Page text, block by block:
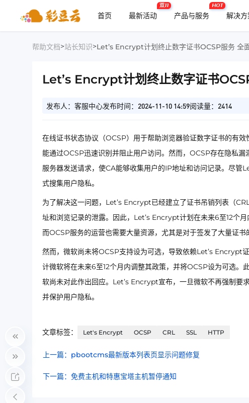
首页 最新活动
双11
产品与服务
HOT
解决方
帮助文档>站长知识>Let’s Encrypt计划终止数字证书OCSP服务 全
Let’s Encrypt计划终止数字证书
发布人：客服中心发布时间：2024-11-10 14:59阅读量：2414
在线证书状态协议（OCSP）用于帮助浏览器验证数字证书的有
能通过OCSP迅速识别并阻止用户访问。然而，OCSP存在隐私
服务器发送请求，使CA能够收集用户的IP地址和访问记录。尽
式搜集用户隐私。
为了解决这一问题，Let’s Encrypt已经建立了证书吊销列表（
址和浏览记录的泄露。因此，Let’s Encrypt计划在未来6至12个
而OCSP服务的运营也需要大量资源，尤其是对于签发了大量证
然而，微软尚未将OCSP支持设为可选，导致依赖Let’s Encrypt
计微软将在未来6至12个月内调整其政策，并将OCSP设为可选
软尚未对此作出回应。Let’s Encrypt宣布，一旦微软不再强制要
并保护用户隐私。
文章标签： Let's Encrypt OCSP CRL SSL HTTP
上一篇：pbootcms最新版本列表页显示问题修复
下一篇：免费主机和特惠宝塔主机暂停通知